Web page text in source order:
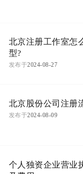
北京注册工作室怎
型?
发布于2024-08-27
北京股份公司注册
发布于2024-08-09
个人独资企业营业